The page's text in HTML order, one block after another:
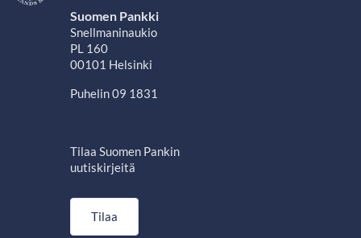
Suomen Pankki
Snellmaninaukio
PL 160
00101 Helsinki
Puhelin 09 1831
Tilaa Suomen Pankin
uutiskirjeitä
Tilaa